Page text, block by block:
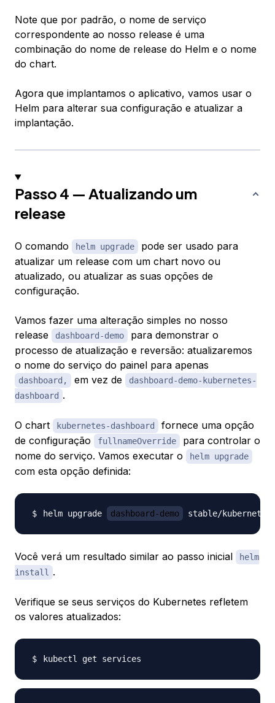
Note que por padrão, o nome de serviço
correspondente ao nosso release é uma
combinação do nome de release do Helm e o nome
do chart.
Agora que implantamos o aplicativo, vamos usar o
Helm para alterar sua configuração e atualizar a
implantação.
Passo 4 — Atualizando um
release
O comando helm upgrade
pode ser usado para
atualizar um release com um chart novo ou
atualizado, ou atualizar as suas opções de
configuração.
Vamos fazer uma alteração simples no nosso
release
dashboard-demo
para demonstrar o
processo de atualização e reversão: atualizaremos
o nome do serviço do painel para apenas
dashboard, em vez de
dashboard-demo-kubernetes-
dashboard .
O chart kubernetes-dashboard
fornece uma opção
de configuração
fullnameOverride
para controlar o
nome do serviço. Vamos executar o
helm upgrade
com esta opção definida:
helm upgrade dashboard-demo stable/
Você verá um resultado similar ao passo inicial
helm
install .
Verifique se seus serviços do Kubernetes refletem
os valores atualizados: